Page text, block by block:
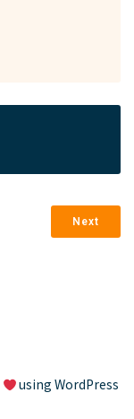
Next
using WordPress